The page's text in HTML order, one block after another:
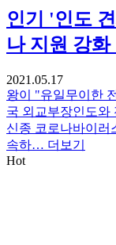
인기
'인도
나 지원 강화
2021.05.17
왕이 "유일무이한
국 외교부장인도와
신종 코로나바이러
속하… 더보기
Hot